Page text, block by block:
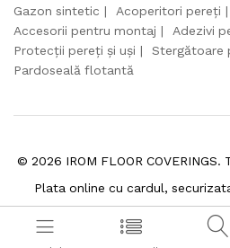
Gazon sintetic
Acoperitori pereți
Accesorii pentru montaj
Adezivi
Protecții pereți și uși
Stergătoare
Pardoseală flotantă
© 2026 IROM FLOOR
Plata online cu cardul,